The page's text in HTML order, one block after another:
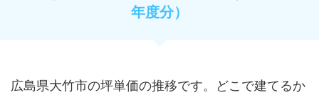
年度分）
広島県大竹市の坪単価の推移です。どこで建てるか